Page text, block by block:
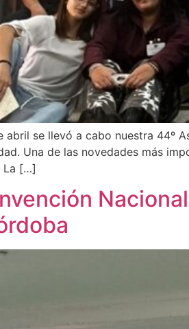
abril se llevó a cabo nuestra 44º
Una de las novedades más
La […]